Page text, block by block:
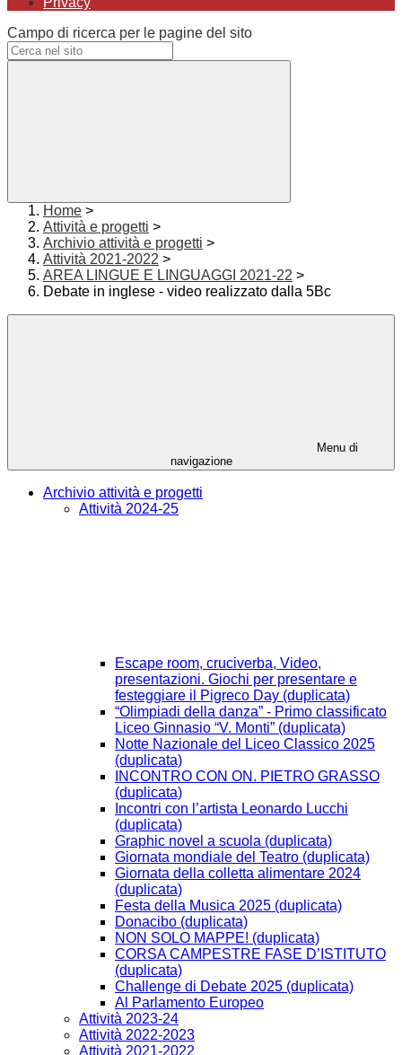
Campo di ricerca per le pagine del sito
Home >
Attività e progetti >
Archivio attività e progetti >
Attività 2021-2022 >
AREA LINGUE E LINGUAGGI 2021-22 >
Debate in inglese - video realizzato dalla 5Bc
Menu di
navigazione
Archivio attività e progetti
Attività 2024-25
Escape room, cruciverba, Video,
presentazioni. Giochi per presentare e
festeggiare il Pigreco Day (duplicata)
“Olimpiadi della danza” - Primo classificato
Liceo Ginnasio “V. Monti” (duplicata)
Notte Nazionale del Liceo Classico 2025
(duplicata)
INCONTRO CON ON. PIETRO GRASSO
(duplicata)
Incontri con l’artista Leonardo Lucchi
(duplicata)
Graphic novel a scuola (duplicata)
Giornata mondiale del Teatro (duplicata)
Giornata della colletta alimentare 2024
(duplicata)
Festa della Musica 2025 (duplicata)
Donacibo (duplicata)
NON SOLO MAPPE! (duplicata)
CORSA CAMPESTRE FASE D’ISTITUTO
(duplicata)
Challenge di Debate 2025 (duplicata)
Al Parlamento Europeo
Attività 2023-24
Attività 2022-2023
Attività 2021-2022